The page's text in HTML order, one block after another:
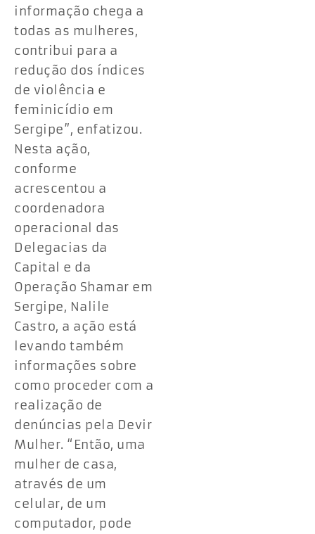
informação chega a
todas as mulheres,
contribui para a
redução dos índices
de violência e
feminicídio em
Sergipe”, enfatizou.
Nesta ação,
conforme
acrescentou a
coordenadora
operacional das
Delegacias da
Capital e da
Operação Shamar em
Sergipe, Nalile
Castro, a ação está
levando também
informações sobre
como proceder com a
realização de
denúncias pela Devir
Mulher. “Então, uma
mulher de casa,
através de um
celular, de um
computador, pode